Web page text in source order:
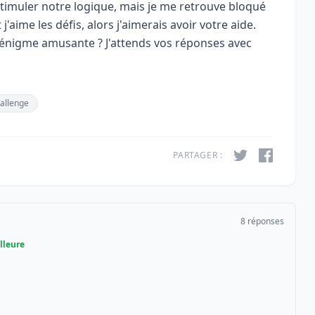
notre logique, mais je me retrouve bloqué
les défis, alors j'aimerais avoir votre aide.
amusante ? J'attends vos réponses avec
PARTAGER :
8 réponses